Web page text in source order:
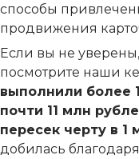
способы
продвижения
Если вы не
посмотрите наши
выполнили более
почти 11 млн
пересек черту в 1
добилась